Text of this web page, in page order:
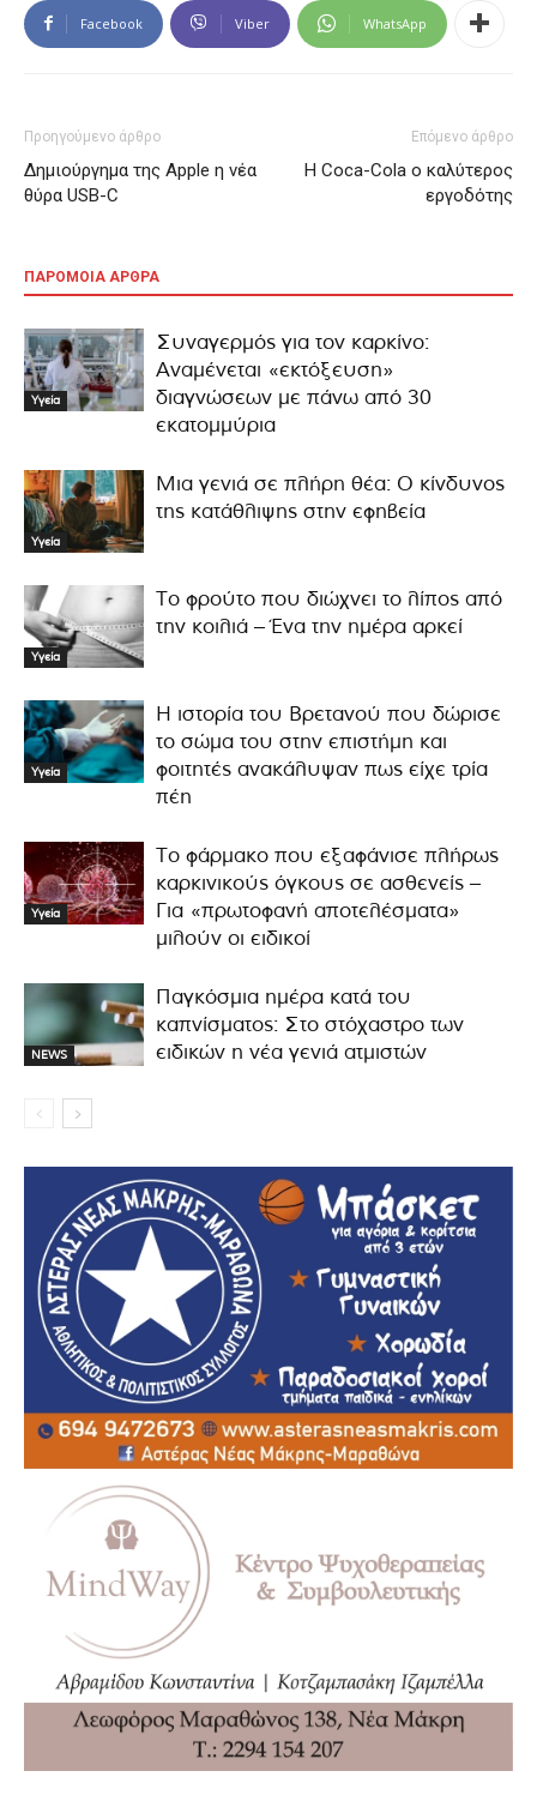
Facebook Viber WhatsApp
Προηγούμενο άρθρο
Δημιούργημα της Apple η νέα
θύρα USB-C
Επόμενο άρθρο
Η Coca-Cola ο καλύτερος
εργοδότης
ΠΑΡΟΜΟΙΑ ΑΡΘΡΑ
Υγεία
Συναγερμός για τον καρκίνο:
Αναμένεται «εκτόξευση»
διαγνώσεων με πάνω από 30
εκατομμύρια
Υγεία
Μια γενιά σε πλήρη θέα: Ο κίνδυνος
της κατάθλιψης στην εφηβεία
Υγεία
Το φρούτο που διώχνει το λίπος από
την κοιλιά – Ένα την ημέρα αρκεί
Υγεία
Η ιστορία του Βρετανού που δώρισε
το σώμα του στην επιστήμη και
φοιτητές ανακάλυψαν πως είχε τρία
πέη
Υγεία
Το φάρμακο που εξαφάνισε πλήρως
καρκινικούς όγκους σε ασθενείς –
Για «πρωτοφανή αποτελέσματα»
μιλούν οι ειδικοί
NEWS
Παγκόσμια ημέρα κατά του
καπνίσματος: Στο στόχαστρο των
ειδικών η νέα γενιά ατμιστών